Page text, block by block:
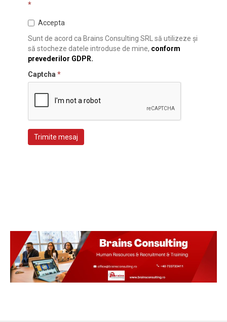
*
Accepta
Sunt de acord ca Brains Consulting SRL să utilizeze și
să stocheze datele introduse de mine, conform
prevederilor GDPR.
Captcha *
Trimite mesaj